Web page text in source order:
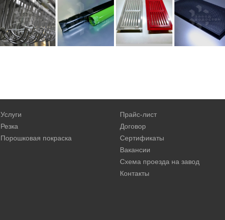
Услуги
Резка
Порошковая покраска
Прайс-лист
Договор
Сертификаты
Вакансии
Схема проезда на завод
Контакты